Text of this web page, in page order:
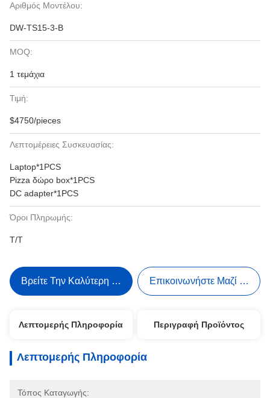
Αριθμός Μοντέλου:
DW-TS15-3-B
MOQ:
1 τεμάχια
Τιμή:
$4750/pieces
Λεπτομέρειες Συσκευασίας:
Laptop*1PCS
Pizza δώρο box*1PCS
DC adapter*1PCS
Όροι Πληρωμής:
Τ/Τ
Βρείτε Την Καλύτερη Τιμή Επικοινωνήστε Μαζί Μας
Λεπτομερής Πληροφορία Περιγραφή Προϊόντος
Λεπτομερής Πληροφορία
Τόπος Καταγωγής: